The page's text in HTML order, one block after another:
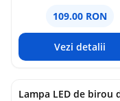
109.00 RON
Vezi detalii